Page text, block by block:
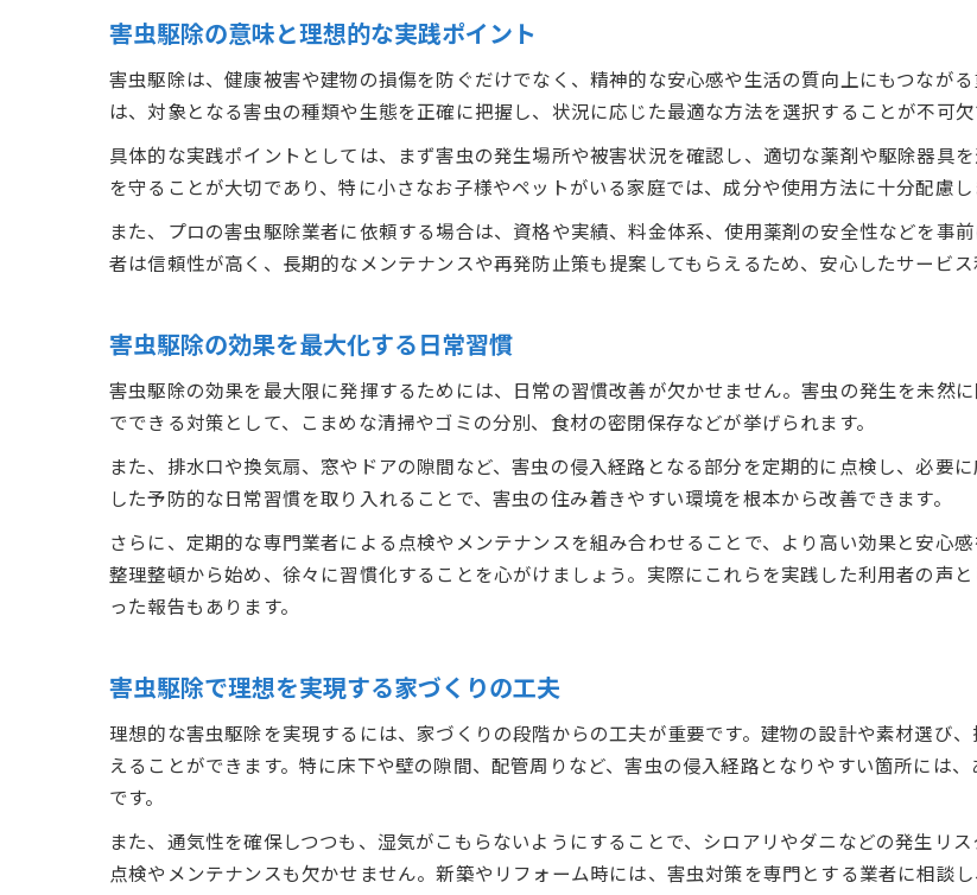
資格や技術から見る害虫駆除の信頼性
害虫駆除資格が信頼性に与える影響とは
害虫駆除業者の資格と選び方のポイント
害虫駆除の資格取得が理想に近づく理由
害虫駆除の意味と理想的な実践ポイント
害虫駆除は、健康被害や建物の損傷を防ぐだけでなく、精神的な安心感や生活の質向上にもつなが
は、対象となる害虫の種類や生態を正確に把握し、状況に応じた最適な方法を選択することが不可欠
具体的な実践ポイントとしては、まず害虫の発生場所や被害状況を確認し、適切な薬剤や駆除器具
を守ることが大切であり、特に小さなお子様やペットがいる家庭では、成分や使用方法に十分配慮し
また、プロの害虫駆除業者に依頼する場合は、資格や実績、料金体系、使用薬剤の安全性などを事
者は信頼性が高く、長期的なメンテナンスや再発防止策も提案してもらえるため、安心したサービス
害虫駆除の効果を最大化する日常習慣
害虫駆除の効果を最大限に発揮するためには、日常の習慣改善が欠かせません。害虫の発生を未然
でできる対策として、こまめな清掃やゴミの分別、食材の密閉保存などが挙げられます。
また、排水口や換気扇、窓やドアの隙間など、害虫の侵入経路となる部分を定期的に点検し、必要
した予防的な日常習慣を取り入れることで、害虫の住み着きやすい環境を根本から改善できます。
さらに、定期的な専門業者による点検やメンテナンスを組み合わせることで、より高い効果と安心
整理整頓から始め、徐々に習慣化することを心がけましょう。実際にこれらを実践した利用者の声
った報告もあります。
害虫駆除で理想を実現する家づくりの工夫
理想的な害虫駆除を実現するには、家づくりの段階からの工夫が重要です。建物の設計や素材選び
えることができます。特に床下や壁の隙間、配管周りなど、害虫の侵入経路となりやすい箇所には
です。
また、通気性を確保しつつも、湿気がこもらないようにすることで、シロアリやダニなどの発生リ
点検やメンテナンスも欠かせません。新築やリフォーム時には、害虫対策を専門とする業者に相談